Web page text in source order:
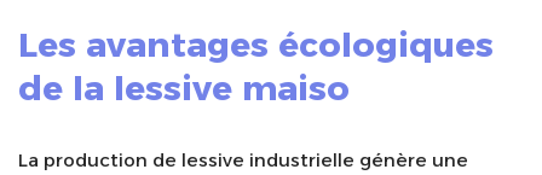
Les avantages écologiques
de la lessive maiso
La production de lessive industrielle génère une